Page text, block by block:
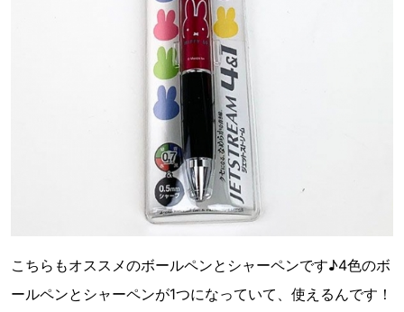
こちらもオススメのボールペンとシャーペンです♪4色のボ
ールペンとシャーペンが1つになっていて、使えるんです！